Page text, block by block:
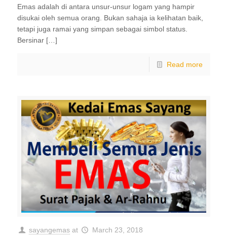
Emas adalah di antara unsur-unsur logam yang hampir
disukai oleh semua orang. Bukan sahaja ia kelihatan baik,
tetapi juga ramai yang simpan sebagai simbol status.
Bersinar […]
Read more
sayangemas at March 23, 2018